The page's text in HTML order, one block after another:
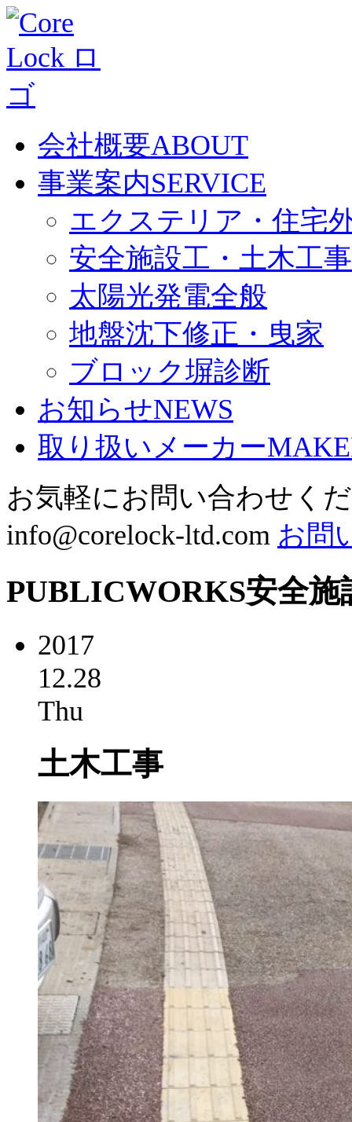
会社概要ABOUT
事業案内SERVICE
エクステリア・住宅
安全施設工・土木工事
太陽光発電全般
地盤沈下修正・曳家
ブロック塀診断
お知らせNEWS
取り扱いメーカー
お気軽にお問い合わせく
info@corelock-ltd.com お問
PUBLICWORKS安全施
2017
12.28
Thu
土木工事